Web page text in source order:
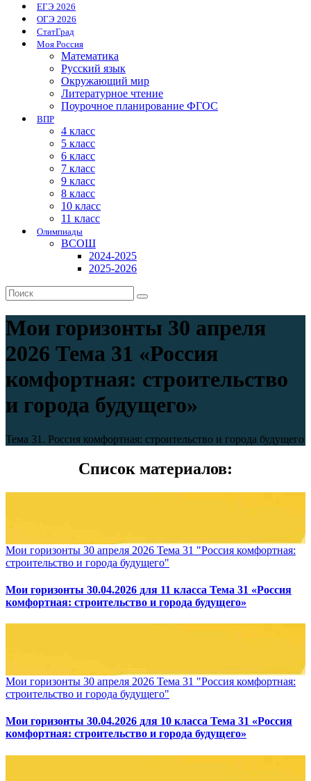
ЕГЭ 2026
ОГЭ 2026
СтатГрад
Моя Россия
Математика
Русский язык
Окружающий мир
Литературное чтение
Поурочное планирование ФГОС
ВПР
4 класс
5 класс
6 класс
7 класс
9 класс
8 класс
10 класс
11 класс
Олимпиады
ВСОШ
2024-2025
2025-2026
Мои горизонты 30 апреля
2026 Тема 31 «Россия
комфортная: строительство
и города будущего»
Тема 31. Россия комфортная: строительство и города будущего
Список материалов:
Мои горизонты 30 апреля 2026 Тема 31 "Россия комфортная:
строительство и города будущего"
Мои горизонты 30.04.2026 для 11 класса Тема 31 «Россия
комфортная: строительство и города будущего»
Мои горизонты 30 апреля 2026 Тема 31 "Россия комфортная:
строительство и города будущего"
Мои горизонты 30.04.2026 для 10 класса Тема 31 «Россия
комфортная: строительство и города будущего»